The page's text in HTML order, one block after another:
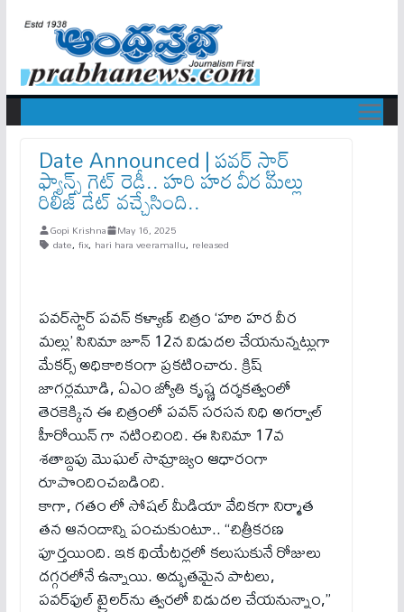
Date Announced | ప‌వ‌ర్ స్టార్
ఫ్యాన్స్ గెట్ రెడీ.. హరి హర వీర మల్లు
రిలీజ్ డేట్ వ‌చ్చేసింది..
Gopi Krishna May 16, 2025
date, fix, hari hara veeramallu, released
పవర్‌స్టార్ పవన్ కళ్యాణ్ చిత్రం ‘హరి హర వీర
మల్లు’ సినిమా జూన్ 12న విడుదల చేయనున్నట్లుగా
మేకర్స్ అధికారికంగా ప్రకటించారు. క్రిష్
జాగర్లమూడి, ఏఎం జ్యోతి కృష్ణ దర్శకత్వంలో
తెరకెక్కిన ఈ చిత్రంలో పవన్ సరసన నిధి అగర్వాల్
హీరోయిన్ గా నటించింది. ఈ సినిమా 17వ
శతాబ్దపు మొఘల్ సామ్రాజ్యం ఆధారంగా
రూపొందించబడింది.
కాగా, గతం లో సోషల్ మీడియా వేదికగా నిర్మాత
తన ఆనందాన్ని పంచుకుంటూ.. “చిత్రీకరణ
పూర్తయింది. ఇక థియేటర్లలో కలుసుకునే రోజులు
దగ్గరలోనే ఉన్నాయి. అద్భుతమైన పాటలు,
పవర్‌ఫుల్ ట్రైలర్‌ను త్వరలో విడుదల చేయనున్నాం,”